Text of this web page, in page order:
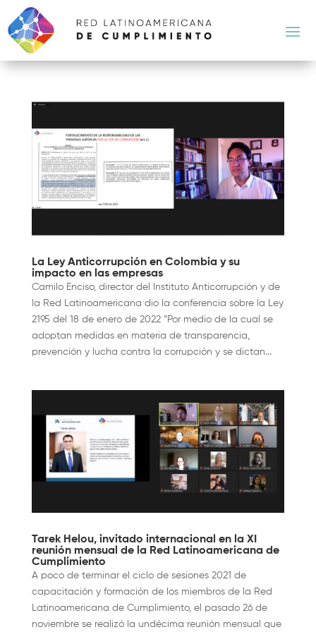
La Ley Anticorrupción en Colombia y su
impacto en las empresas
Camilo Enciso, director del Instituto Anticorrupción y de
la Red Latinoamericana dio la conferencia sobre la Ley
2195 del 18 de enero de 2022 “Por medio de la cual se
adoptan medidas en materia de transparencia,
prevención y lucha contra la corrupción y se dictan...
Tarek Helou, invitado internacional en la XI
reunión mensual de la Red Latinoamericana de
Cumplimiento
A poco de terminar el ciclo de sesiones 2021 de
capacitación y formación de los miembros de la Red
Latinoamericana de Cumplimiento, el pasado 26 de
noviembre se realizó la undécima reunión mensual que